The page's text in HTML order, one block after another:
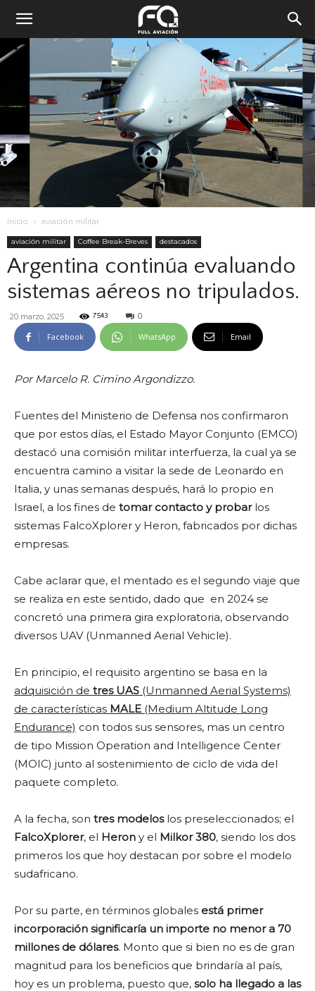
Inicio aviación militar
aviación militar Coffee Break-Breves destacados
Argentina continúa evaluando
sistemas aéreos no tripulados.
20 marzo, 2025 7543 0
Facebook WhatsApp Email
Por Marcelo R. Cimino Argondizzo.
Fuentes del Ministerio de Defensa nos confirmaron
que por estos días, el Estado Mayor Conjunto (EMCO)
destacó una comisión militar interfuerza, la cual ya se
encuentra camino a visitar la sede de Leonardo en
Italia, y unas semanas después, hará lo propio en
Israel, a los fines de tomar contacto y probarlos
sistemas FalcoXplorer y Heron, fabricados por dichas
empresas.
Cabe aclarar que, el mentado es el segundo viaje que
se realiza en este sentido, dado que en 2024 se
concretó una primera gira exploratoria, observando
diversos UAV (Unmanned Aerial Vehicle).
En principio, el requisito argentino se basa en la
adquisición de tres UAS (Unmanned Aerial Systems)
de características MALE (Medium Altitude Long
Endurance) con todos sus sensores, mas un centro
de tipo Mission Operation and Intelligence Center
(MOIC) junto al sostenimiento de ciclo de vida del
paquete completo.
A la fecha, son tres modeloslos preseleccionados; el
FalcoXplorer, el Heron y el Milkor 380, siendo los dos
primeros los que hoy destacan por sobre el modelo
sudafricano.
Por su parte, en términos globales está primer
incorporación significaría un importe no menor a 70
millones de dólares. Monto que si bien no es de gran
magnitud para los beneficios que brindaría al país,
hoy es un problema, puesto que, solo ha llegado a las